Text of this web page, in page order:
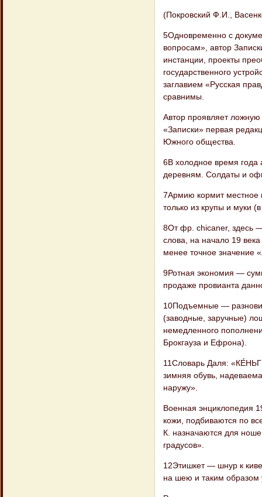
(Покровский Ф.И.,
5Одновременно с
вопросам», автор
инстанции, проекты
государственного
заглавием «Русская
сравнимы.
Автор проявляет ложную
«Записки» первая
Южного общества.
6В холодное время года
деревням. Солдаты и
7Армию кормит местное
только из крупы и муки
8От фр. chicaner, здесь
слова, на начало 19
менее точное значение
9Ротная экономия —
продаже провианта
10Подъемные —
(заводные, заручные)
немедленного
Брокгауза и Ефрона).
11Словарь Даля:
зимняя обувь,
наружу».
Военная энциклопедия
кожи, подбиваются по
К. назначаются для
градусов».
12Этишкет — шнур к
на шею и таким образом